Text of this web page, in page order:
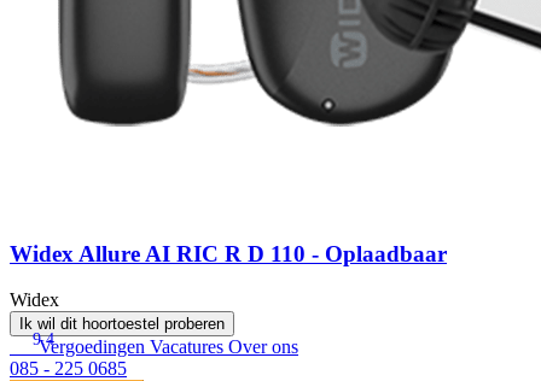
Widex Allure AI RIC R D 110 - Oplaadbaar
Widex
Ik wil dit hoortoestel proberen
9.4
Vergoedingen Vacatures Over ons
085 - 225 0685